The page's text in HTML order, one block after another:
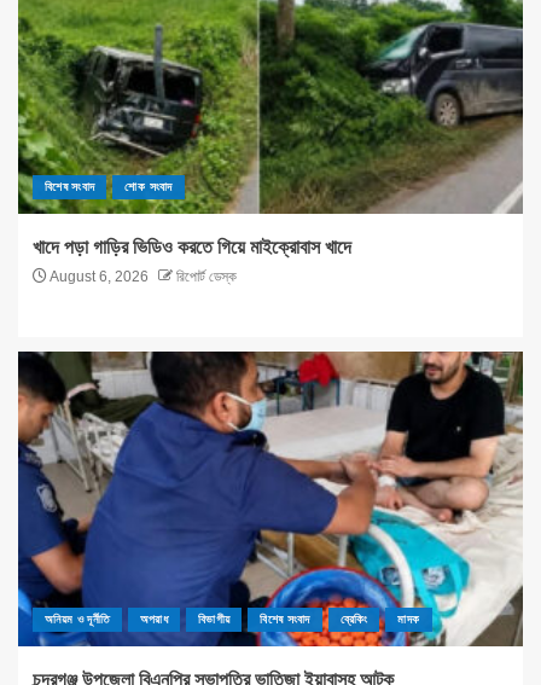
বিশেষ সংবাদ শোক সংবাদ
খাদে পড়া গাড়ির ভিডিও করতে গিয়ে মাইক্রোবাস খাদে
August 6, 2026 রিপোর্ট ডেস্ক
অনিয়ম ও দূর্নীতি অপরাধ বিভাগীয় বিশেষ সংবাদ ব্রেকিং মাদক
চন্দ্রগঞ্জ উপজেলা বিএনপির সভাপতির ভাতিজা ইয়াবাসহ আটক